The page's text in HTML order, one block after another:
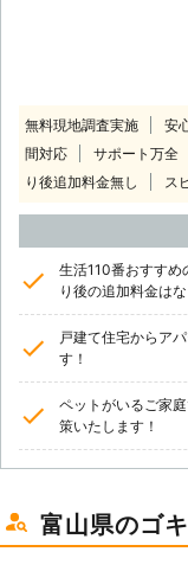
無料現地調査実施 安
間対応
サポート万全
り後追加料金無し
ス
生活110番おすす
り後の追加料金はな
戸建て住宅からア
す！
ペットがいるご家
策いたします！
富山県のゴ